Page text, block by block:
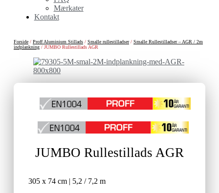
Mærkater
Kontakt
Forside / Proff Aluminium Stillads / Smalle rullestilladser/ Smalle Rullestilladser – AGR / 2m
indplankning / JUMBO Rullestillads AGR
JUMBO Rullestillads AGR
305 x 74 cm | 5,2 / 7,2 m